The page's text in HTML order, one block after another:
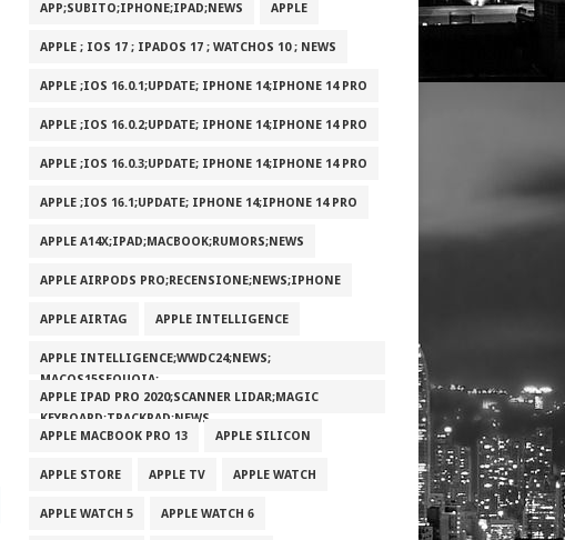
APP;SUBITO;IPHONE;IPAD;NEWS APPLE
APPLE ; IOS 17 ; IPADOS 17 ; WATCHOS 10 ; NEWS
APPLE ;IOS 16.0.1;UPDATE; IPHONE 14;IPHONE 14 PRO
APPLE ;IOS 16.0.2;UPDATE; IPHONE 14;IPHONE 14 PRO
APPLE ;IOS 16.0.3;UPDATE; IPHONE 14;IPHONE 14 PRO
APPLE ;IOS 16.1;UPDATE; IPHONE 14;IPHONE 14 PRO
APPLE A14X;IPAD;MACBOOK;RUMORS;NEWS
APPLE AIRPODS PRO;RECENSIONE;NEWS;IPHONE
APPLE AIRTAG APPLE INTELLIGENCE
APPLE INTELLIGENCE;WWDC24;NEWS;
MACOS15SEQUOIA;
APPLE IPAD PRO 2020;SCANNER LIDAR;MAGIC
KEYBOARD;TRACKPAD;NEWS
APPLE MACBOOK PRO 13
APPLE SILICON
APPLE STORE APPLE TV APPLE WATCH
APPLE WATCH 5 APPLE WATCH 6